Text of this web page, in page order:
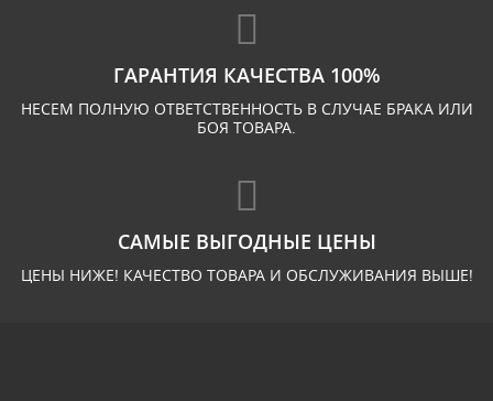
ГАРАНТИЯ КАЧЕСТВА 100%
НЕСЕМ ПОЛНУЮ ОТВЕТСТВЕННОСТЬ В СЛУЧАЕ БРАКА ИЛИ
БОЯ ТОВАРА.
САМЫЕ ВЫГОДНЫЕ ЦЕНЫ
ЦЕНЫ НИЖЕ! КАЧЕСТВО ТОВАРА И ОБСЛУЖИВАНИЯ ВЫШЕ!